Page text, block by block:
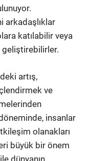
arkadaşlıklar
katılabilir veya
artış,
ve
insanlar
olanakları
büyük bir önem
dünyanın